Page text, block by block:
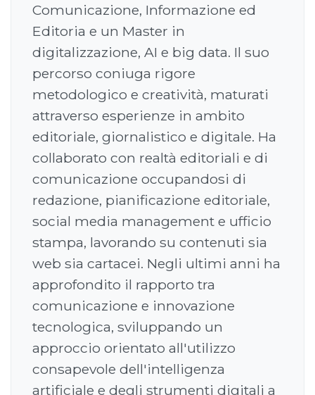
Comunicazione, Informazione ed
Editoria e un Master in
digitalizzazione, AI e big data. Il suo
percorso coniuga rigore
metodologico e creatività, maturati
attraverso esperienze in ambito
editoriale, giornalistico e digitale. Ha
collaborato con realtà editoriali e di
comunicazione occupandosi di
redazione, pianificazione editoriale,
social media management e ufficio
stampa, lavorando su contenuti sia
web sia cartacei. Negli ultimi anni ha
approfondito il rapporto tra
comunicazione e innovazione
tecnologica, sviluppando un
approccio orientato all'utilizzo
consapevole dell'intelligenza
artificiale e degli strumenti digitali a